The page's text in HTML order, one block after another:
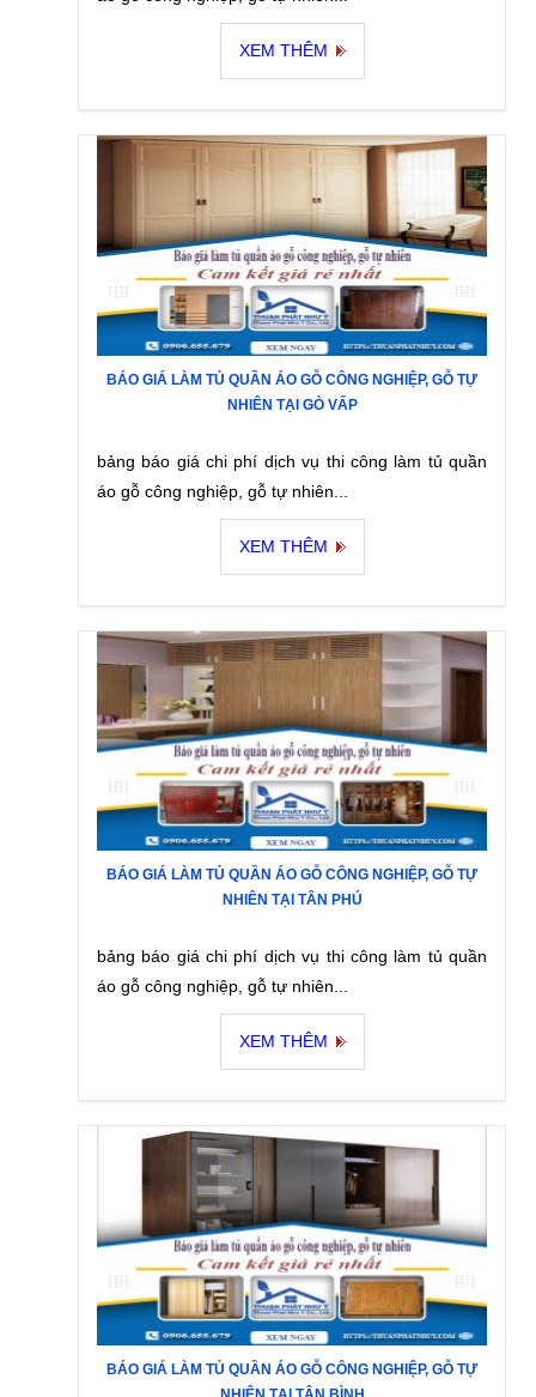
XEM THÊM
BÁO GIÁ LÀM TỦ QUẦN ÁO GỖ CÔNG NGHIỆP, GỖ TỰ
NHIÊN TẠI GÒ VẤP
bảng báo giá chi phí dịch vụ thi công làm tủ quần
áo gỗ công nghiệp, gỗ tự nhiên...
XEM THÊM
BÁO GIÁ LÀM TỦ QUẦN ÁO GỖ CÔNG NGHIỆP, GỖ TỰ
NHIÊN TẠI TÂN PHÚ
bảng báo giá chi phí dịch vụ thi công làm tủ quần
áo gỗ công nghiệp, gỗ tự nhiên...
XEM THÊM
BÁO GIÁ LÀM TỦ QUẦN ÁO GỖ CÔNG NGHIỆP, GỖ TỰ